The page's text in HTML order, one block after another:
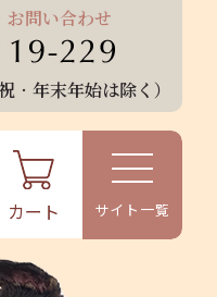
問い合わせ
‧年末年始は除く）
カート